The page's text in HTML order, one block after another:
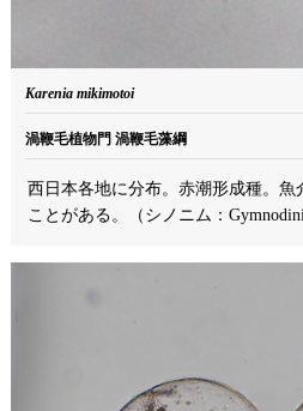
Karenia mikimotoi
渦鞭毛植物門 渦鞭毛藻綱
西日本各地に分布。赤潮形成種。魚
ことがある。（シノニム：